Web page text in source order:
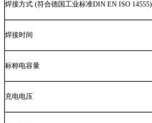
焊接方式 (符合德国工业标准DIN EN ISO 14555)
焊接时间
标称电容量
充电电压